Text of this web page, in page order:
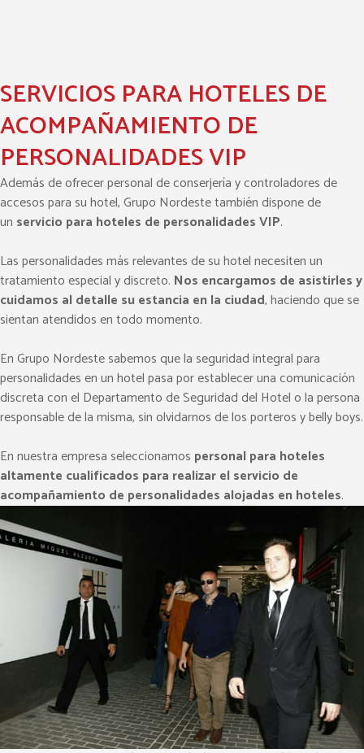
SERVICIOS PARA HOTELES DE
ACOMPAÑAMIENTO DE
PERSONALIDADES VIP
Además de ofrecer personal de conserjería y controladores de
accesos para su hotel, Grupo Nordeste también dispone de
un servicio para hoteles de personalidades VIP.
Las personalidades más relevantes de su hotel necesiten un
tratamiento especial y discreto. Nos encargamos de asistirles y
cuidamos al detalle su estancia en la ciudad, haciendo que se
sientan atendidos en todo momento.
En Grupo Nordeste sabemos que la seguridad integral para
personalidades en un hotel pasa por establecer una comunicación
discreta con el Departamento de Seguridad del Hotel o la persona
responsable de la misma, sin olvidarnos de los porteros y belly boys.
En nuestra empresa seleccionamos personal para hoteles
altamente cualificados para realizar el servicio de
acompañamiento de personalidades alojadas en hoteles.